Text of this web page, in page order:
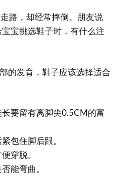
，却经常摔倒。朋友说
宝挑选鞋子时，有什么注
发育，鞋子应该选择适合
留有离脚尖0.5CM的富
住脚后跟。
穿脱。
弯曲。